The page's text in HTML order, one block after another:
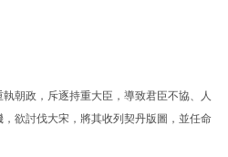
朝政，斥逐持重大臣，導致君臣不協、人
欲討伐大宋，將其收列契丹版圖，並任命